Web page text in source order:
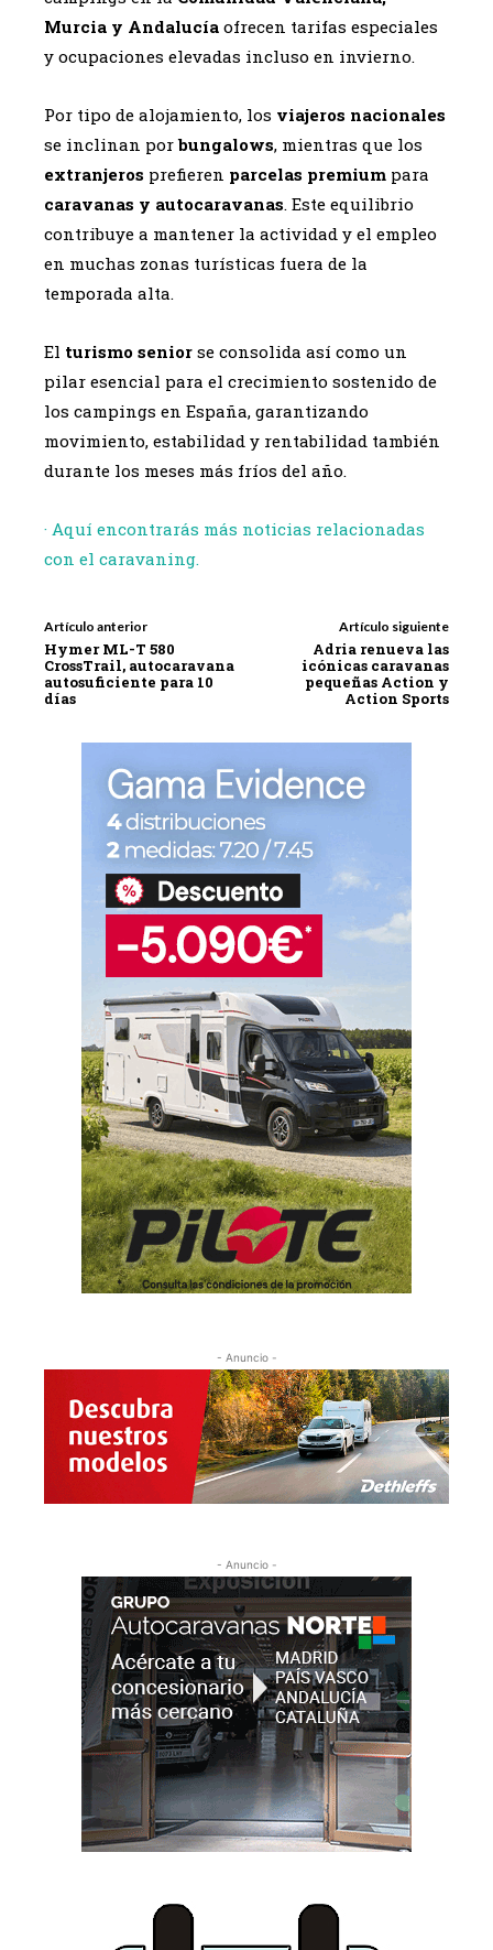
Murcia y Andalucía ofrecen tarifas especiales
y ocupaciones elevadas incluso en invierno.
Por tipo de alojamiento, los viajeros nacionales
se inclinan porbungalows, mientras que los
extranjeros prefieren parcelas premium para
caravanas y autocaravanas. Este equilibrio
contribuye a mantener la actividad y el empleo
en muchas zonas turísticas fuera de la
temporada alta.
El turismo senior se consolida así como un
pilar esencial para el crecimiento sostenido de
los campings en España, garantizando
movimiento, estabilidad y rentabilidad también
durante los meses más fríos del año.
· Aquí encontrarás más noticias relacionadas
con el caravaning.
Artículo anterior
Hymer ML-T 580
CrossTrail, autocaravana
autosuficiente para 10
días
Artículo siguiente
Adria renueva las
icónicas caravanas
pequeñas Action y
Action Sports
- Anuncio -
- Anuncio -